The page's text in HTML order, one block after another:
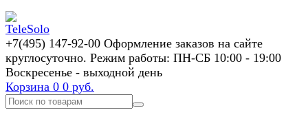
+7(495) 147-92-00 Оформление заказов на сайте
круглосуточно. Режим работы: ПН-СБ 10:00 - 19:00
Воскресенье - выходной день
Корзина 0 0 руб.